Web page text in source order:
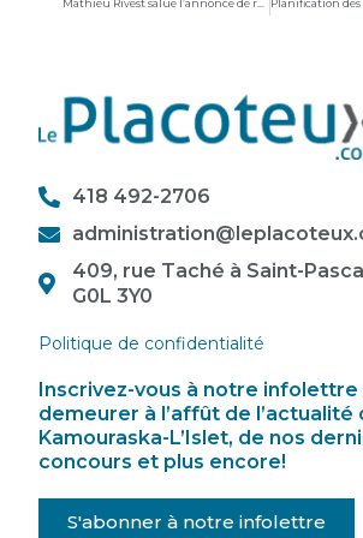
Mathieu Rivest salue l’annonce de réduction du taux d’imposition des PME
418 492-2706
409, rue Taché à Saint-
G0L 3Y0
Politique de confidentialité
Inscrivez-vous à notre infolettre
demeurer à l’affût de l’actualité
Kamouraska-L’Islet, de nos
concours et plus encore!
S'abonner à notre infolettre